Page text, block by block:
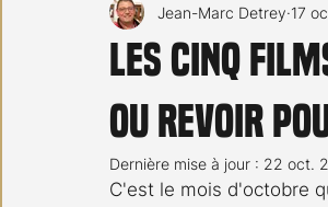
Max Borg Laurent Scherlen
Carnet noir Open Air
Les cinq
ou revoir
Jean-Marc Detrey 17
Dernière mise à jour : 22 oct.
C'est le mois d'octobre